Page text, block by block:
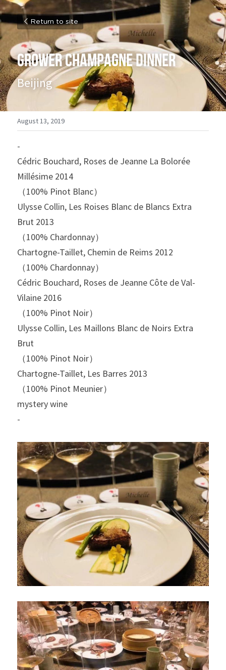
Return to site
grower champagne dinner
Beijing
August 13, 2019
-
Cédric Bouchard, Roses de Jeanne La Bolorée
Millésime 2014
（100% Pinot Blanc）
Ulysse Collin, Les Roises Blanc de Blancs Extra
Brut 2013
（100% Chardonnay）
Chartogne-Taillet, Chemin de Reims 2012
（100% Chardonnay）
Cédric Bouchard, Roses de Jeanne Côte de Val-
Vilaine 2016
（100% Pinot Noir）
Ulysse Collin, Les Maillons Blanc de Noirs Extra
Brut
（100% Pinot Noir）
Chartogne-Taillet, Les Barres 2013
（100% Pinot Meunier）
mystery wine
-